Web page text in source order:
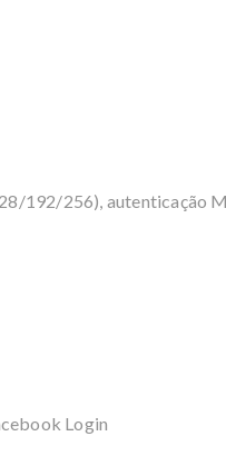
192/256), autenticação
Login